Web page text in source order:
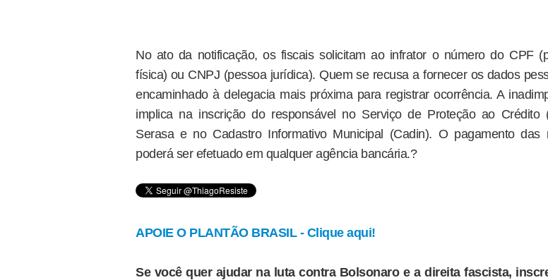
No ato da notificação, os fiscais solicitam ao infrator o número do CPF
física) ou CNPJ (pessoa jurídica). Quem se recusa a fornecer os dados
encaminhado à delegacia mais próxima para registrar ocorrência. A
implica na inscrição do responsável no Serviço de Proteção ao Crédito
Serasa e no Cadastro Informativo Municipal (Cadin). O pagamento das
poderá ser efetuado em qualquer agência bancária.?
APOIE O PLANTÃO BRASIL - Clique aqui!
Se você quer ajudar na luta contra Bolsonaro e a direita fascista,